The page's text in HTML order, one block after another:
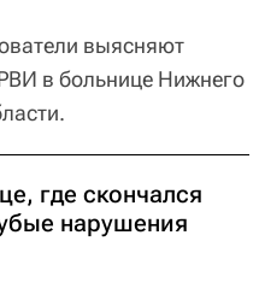
выясняют
в больнице Нижнего
где скончался
нарушения